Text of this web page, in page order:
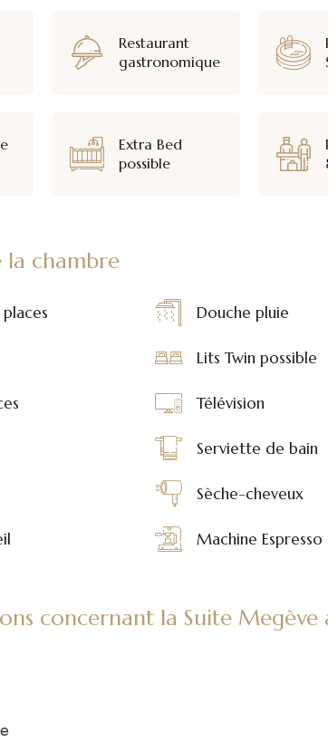
Restaurant
gastronomique
Extra Bed
possible
la chambre
Douche pluie
Lits Twin possible
Télévision
Serviette de bain
Sèche-cheveux
Machine Espresso
concernant la Suite Megève